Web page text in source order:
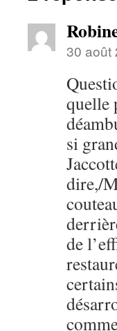
30 août
quelle
si
dire,/
de